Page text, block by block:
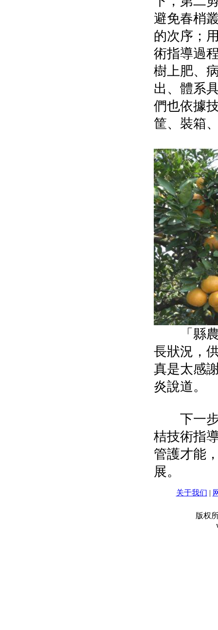
避免春梢
的次序；
術指導過
樹上肥、
出、體系
們也依據
筐、裝箱
「縣農
長狀況，
真是太感
炎說道。
下一步
桔技術指
管護才能
展。
关于我们 |
版权